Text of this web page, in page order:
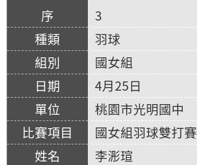
3
羽球
國女組
4月25日
桃園市光明國中
國女組羽球雙打賽
李浵瑄